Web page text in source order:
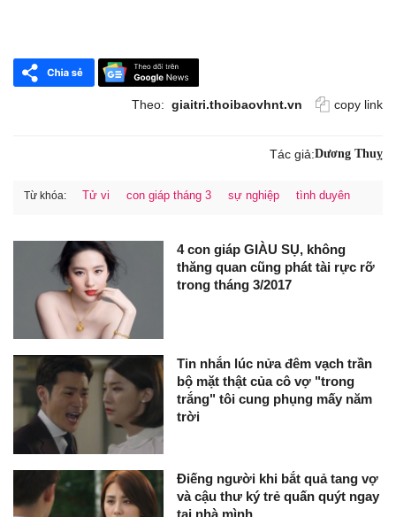
Theo: giaitri.thoibaovhnt.vn copy link
Tác giả:Dương Thuỵ
Từ khóa: Tử vi con giáp tháng 3 sự nghiệp tình duyên
4 con giáp GIÀU SỤ, không
thăng quan cũng phát tài rực rỡ
trong tháng 3/2017
Tin nhắn lúc nửa đêm vạch trần
bộ mặt thật của cô vợ "trong
trắng" tôi cung phụng mấy năm
trời
Điếng người khi bắt quả tang vợ
và cậu thư ký trẻ quấn quýt ngay
tại nhà mình